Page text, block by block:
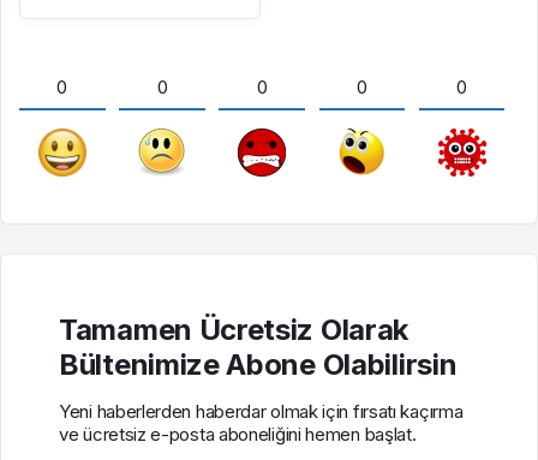
0 0 0 0 0
Tamamen Ücretsiz Olarak
Bültenimize Abone Olabilirsin
Yeni haberlerden haberdar olmak için fırsatı kaçırma
ve ücretsiz e-posta aboneliğini hemen başlat.